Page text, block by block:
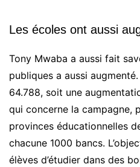
Les écoles ont aussi
Tony Mwaba a aussi fait
publiques a aussi augmenté.
64.788, soit une
qui concerne la campagne,
provinces éducationnelles
chacune 1000 bancs.
élèves d’étudier dans des